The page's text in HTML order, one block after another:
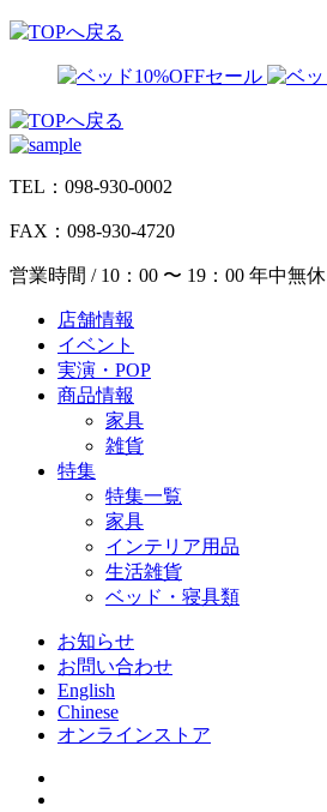
TEL：098-930-0002
FAX：098-930-4720
営業時間 / 10：00 〜 19：00 年中無休
店舗情報
イベント
実演・POP
商品情報
家具
雑貨
特集
特集一覧
家具
インテリア用品
生活雑貨
ベッド・寝具類
お知らせ
お問い合わせ
English
Chinese
オンラインストア